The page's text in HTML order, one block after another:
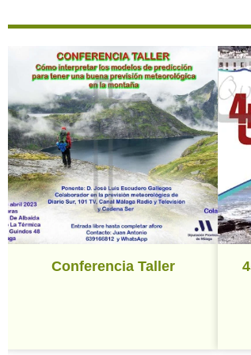
Conferencia Taller